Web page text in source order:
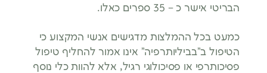
הבריטי אישר כ – 35 ספרים כאלו.
כמעט בכל ההמלצות מדגישים אנשי המקצוע כי
הטיפול ב”בביליותרפיה” אינו אמור להחליף טיפול
פסיכותרפי או פסיכולוגי רגיל, אלא להוות כלי נוסף